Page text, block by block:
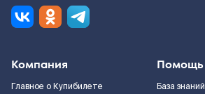
Компания
Главное о Купибилете
Помощь
База знаний